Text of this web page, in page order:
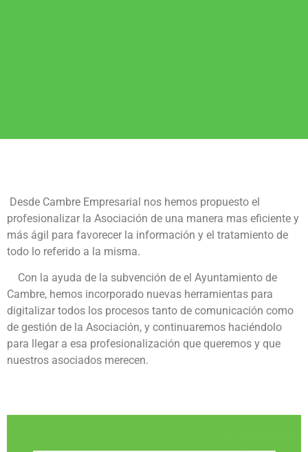
Desde Cambre Empresarial nos hemos propuesto el
profesionalizar la Asociación de una manera mas eficiente y
más ágil para favorecer la información y el tratamiento de
todo lo referido a la misma.
Con la ayuda de la subvención de el Ayuntamiento de
Cambre, hemos incorporado nuevas herramientas para
digitalizar todos los procesos tanto de comunicación como
de gestión de la Asociación, y continuaremos haciéndolo
para llegar a esa profesionalización que queremos y que
nuestros asociados merecen.